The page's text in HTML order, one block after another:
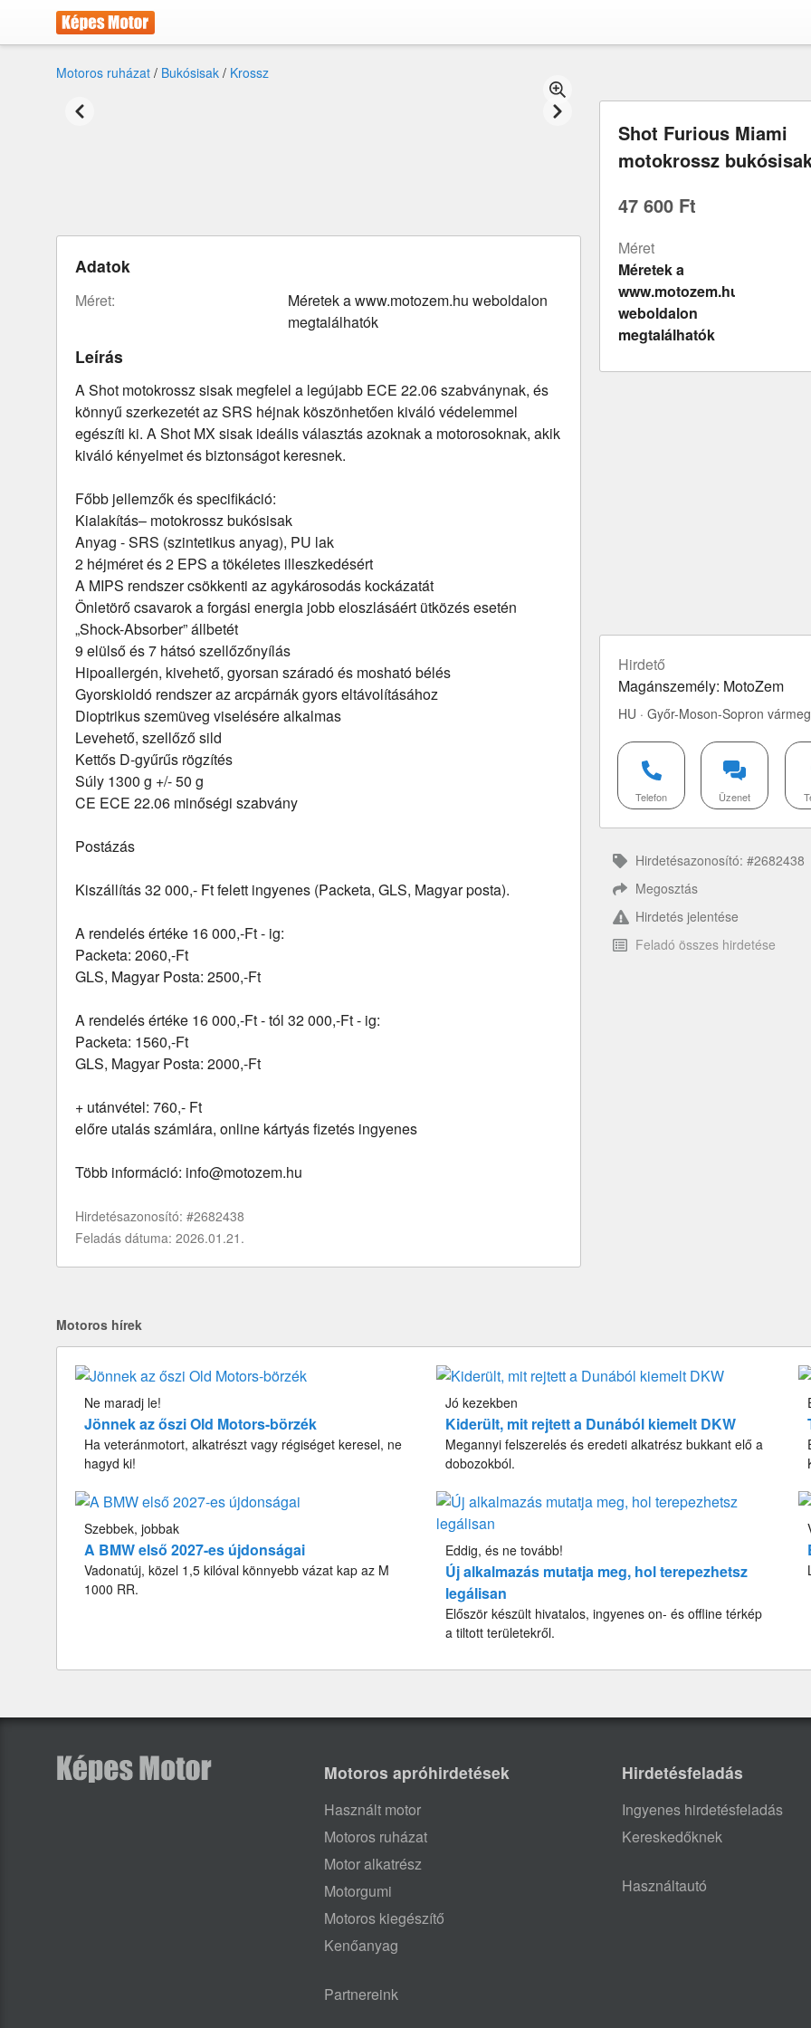
Motoros ruházat / Bukósisak / Krossz
Shot Furious Miami
motokrossz
47 600 Ft
Méret
Méretek a
www.motozem.hu
weboldalon
megtalálhatók
Hirdető
Magánszemély: MotoZem
HU · Győr-Moson-Sopron
Telefon Üzenet
Hirdetésazonosító: #2682438
Megosztás
Hirdetés jelentése
Feladó összes hirdetése
Adatok
méret:
Méretek a www.motozem.hu weboldalon
megtalálhatók
Leírás
A Shot motokrossz sisak megfelel a legújabb ECE 22.06 szabványnak, és
könnyű szerkezetét az SRS héjnak köszönhetően kiváló védelemmel
egészíti ki. A Shot MX sisak ideális választás azoknak a motorosoknak, akik
kiváló kényelmet és biztonságot keresnek.
Főbb jellemzők és specifikáció:
Kialakítás– motokrossz bukósisak
Anyag - SRS (szintetikus anyag), PU lak
2 héjméret és 2 EPS a tökéletes illeszkedésért
A MIPS rendszer csökkenti az agykárosodás kockázatát
Önletörő csavarok a forgási energia jobb eloszlásáért ütközés esetén
„Shock-Absorber” állbetét
9 elülső és 7 hátsó szellőzőnyílás
Hipoallergén, kivehető, gyorsan száradó és mosható bélés
Gyorskioldó rendszer az arcpárnák gyors eltávolításához
Dioptrikus szemüveg viselésére alkalmas
Levehető, szellőző sild
Kettős D-gyűrűs rögzítés
Súly 1300 g +/- 50 g
CE ECE 22.06 minőségi szabvány
Postázás
Kiszállítás 32 000,- Ft felett ingyenes (Packeta, GLS, Magyar posta).
A rendelés értéke 16 000,-Ft - ig:
Packeta: 2060,-Ft
GLS, Magyar Posta: 2500,-Ft
A rendelés értéke 16 000,-Ft - tól 32 000,-Ft - ig:
Packeta: 1560,-Ft
GLS, Magyar Posta: 2000,-Ft
+ utánvétel: 760,- Ft
előre utalás számlára, online kártyás fizetés ingyenes
Több információ: info@motozem.hu
Hirdetésazonosító: #2682438
Feladás dátuma: 2026.01.21.
Motoros hírek
Ne maradj le!
Jönnek az őszi Old Motors-börzék
Ha veteránmotort, alkatrészt vagy régiséget keresel, ne
hagyd ki!
Jó kezekben
Kiderült, mit rejtett a Dunából kiemelt DKW
Megannyi felszerelés és eredeti alkatrész bukkant elő a
dobozokból.
Szebbek, jobbak
A BMW első 2027-es újdonságai
Vadonatúj, közel 1,5 kilóval könnyebb vázat kap az M
1000 RR.
Eddig, és ne tovább!
Új alkalmazás mutatja meg, hol terepezhetsz
legálisan
Először készült hivatalos, ingyenes on- és offline térkép
a tiltott területekről.
Motoros apróhirdetések
Használt motor
Motoros ruházat
Motor alkatrész
Motorgumi
Motoros kiegészítő
Kenőanyag
Partnereink
Hirdetésfeladás
Ingyenes hirdetésfeladás
Kereskedőknek
Használtautó